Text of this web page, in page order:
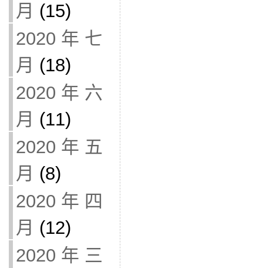
月 (15)
2020 年 七
月 (18)
2020 年 六
月 (11)
2020 年 五
月 (8)
2020 年 四
月 (12)
2020 年 三